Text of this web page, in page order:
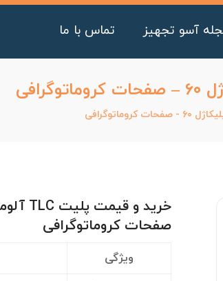
آسو تجهیز تماس با ما
صفحات کروماتوگرافی
ویژگی